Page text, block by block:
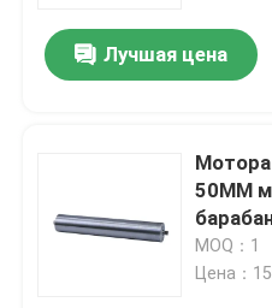
Лучшая цена
Мотора
50MM
MOQ：1
Цена：